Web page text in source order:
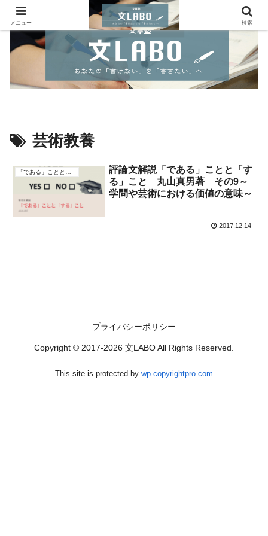
芸術教養
「である」ことと「する」こと
評論文解説「である」ことと「す
る」こと 丸山真男著 その9～
学問や芸術における価値の意味～
2017.12.14
プライバシーポリシー
Copyright © 2017-2026 文LABO All Rights Reserved.
メニュー 検索
This site is protected by wp-copyrightpro.com